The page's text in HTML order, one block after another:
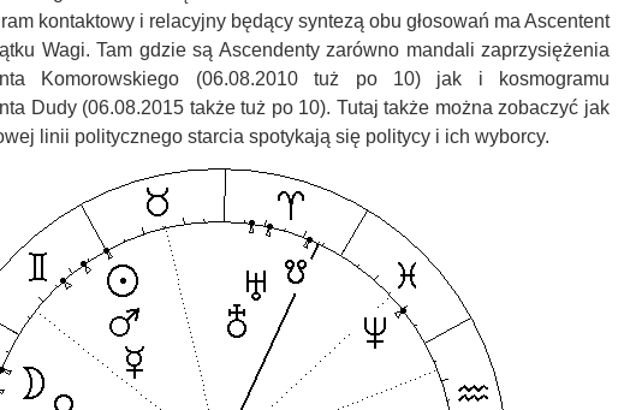
kontaktowy i relacyjny będący syntezą obu głosowań ma Ascentent
Wagi. Tam gdzie są Ascendenty zarówno mandali zaprzysiężenia
Komorowskiego (06.08.2010 tuż po 10) jak i kosmogramu
Dudy (06.08.2015 także tuż po 10). Tutaj także można zobaczyć jak
linii politycznego starcia spotykają się politycy i ich wyborcy.